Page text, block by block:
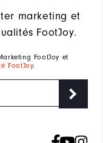
marketing et
FootJoy.
FootJoy et
FootJoy.